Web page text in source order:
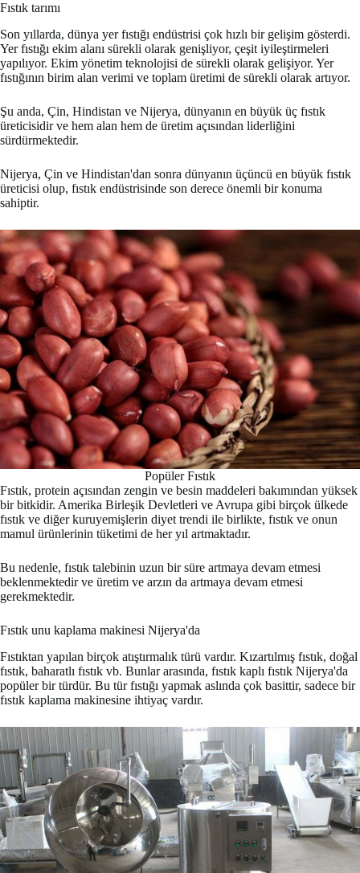
Fıstık tarımı
Son yıllarda, dünya yer fıstığı endüstrisi çok hızlı bir gelişim gösterdi.
Yer fıstığı ekim alanı sürekli olarak genişliyor, çeşit iyileştirmeleri
yapılıyor. Ekim yönetim teknolojisi de sürekli olarak gelişiyor. Yer
fıstığının birim alan verimi ve toplam üretimi de sürekli olarak artıyor.
Şu anda, Çin, Hindistan ve Nijerya, dünyanın en büyük üç fıstık
üreticisidir ve hem alan hem de üretim açısından liderliğini
sürdürmektedir.
Nijerya, Çin ve Hindistan'dan sonra dünyanın üçüncü en büyük fıstık
üreticisi olup, fıstık endüstrisinde son derece önemli bir konuma
sahiptir.
Popüler Fıstık
Fıstık, protein açısından zengin ve besin maddeleri bakımından yüksek
bir bitkidir. Amerika Birleşik Devletleri ve Avrupa gibi birçok ülkede
fıstık ve diğer kuruyemişlerin diyet trendi ile birlikte, fıstık ve onun
mamul ürünlerinin tüketimi de her yıl artmaktadır.
Bu nedenle, fıstık talebinin uzun bir süre artmaya devam etmesi
beklenmektedir ve üretim ve arzın da artmaya devam etmesi
gerekmektedir.
Fıstık unu kaplama makinesi Nijerya'da
Fıstıktan yapılan birçok atıştırmalık türü vardır. Kızartılmış fıstık, doğal
fıstık, baharatlı fıstık vb. Bunlar arasında, fıstık kaplı fıstık Nijerya'da
popüler bir türdür. Bu tür fıstığı yapmak aslında çok basittir, sadece bir
fıstık kaplama makinesine ihtiyaç vardır.